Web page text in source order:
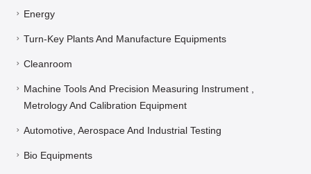
Energy
Turn-Key Plants And Manufacture Equipments
Cleanroom
Machine Tools And Precision Measuring Instrument ,
Metrology And Calibration Equipment
Automotive, Aerospace And Industrial Testing
Bio Equipments